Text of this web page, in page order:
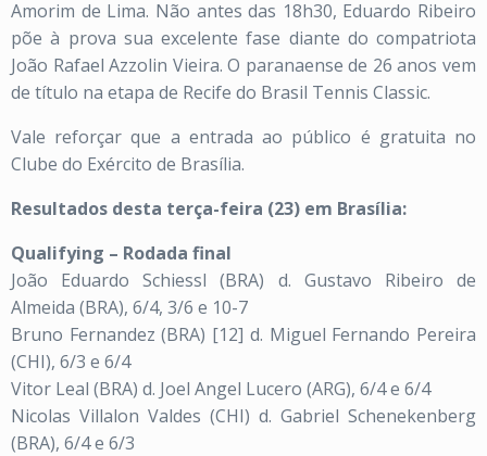
Amorim de Lima. Não antes das 18h30, Eduardo Ribeiro
põe à prova sua excelente fase diante do compatriota
João Rafael Azzolin Vieira. O paranaense de 26 anos vem
de título na etapa de Recife do Brasil Tennis Classic.
Vale reforçar que a entrada ao público é gratuita no
Clube do Exército de Brasília.
Resultados desta terça-feira (23) em Brasília:
Qualifying – Rodada final
João Eduardo Schiessl (BRA) d. Gustavo Ribeiro de
Almeida (BRA), 6/4, 3/6 e 10-7
Bruno Fernandez (BRA) [12] d. Miguel Fernando Pereira
(CHI), 6/3 e 6/4
Vitor Leal (BRA) d. Joel Angel Lucero (ARG), 6/4 e 6/4
Nicolas Villalon Valdes (CHI) d. Gabriel Schenekenberg
(BRA), 6/4 e 6/3